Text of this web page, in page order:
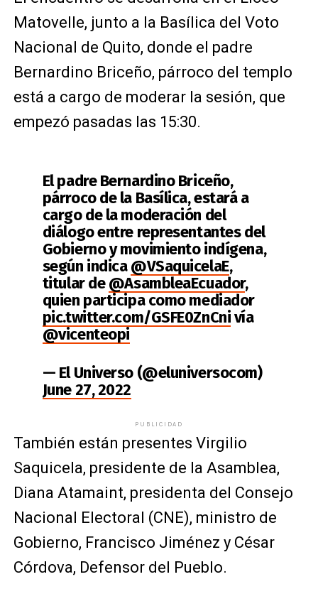
Matovelle, junto a la Basílica del Voto
Nacional de Quito, donde el padre
Bernardino Briceño, párroco del templo
está a cargo de moderar la sesión, que
empezó pasadas las 15:30.
El padre Bernardino Briceño,
párroco de la Basílica, estará a
cargo de la moderación del
diálogo entre representantes del
Gobierno y movimiento indígena,
según indica@VSaquicelaE,
titular de@AsambleaEcuador,
quien participa como mediador
pic.twitter.com/GSFE0ZnCnivía
@vicenteopi
— El Universo (@eluniversocom)
June 27, 2022
PUBLICIDAD
También están presentes Virgilio
Saquicela, presidente de la Asamblea,
Diana Atamaint, presidenta del Consejo
Nacional Electoral (CNE), ministro de
Gobierno, Francisco Jiménez y César
Córdova, Defensor del Pueblo.